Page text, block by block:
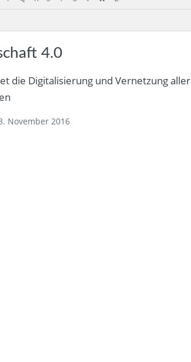
4.0
die Digitalisierung und Vernetzung aller
November 2016